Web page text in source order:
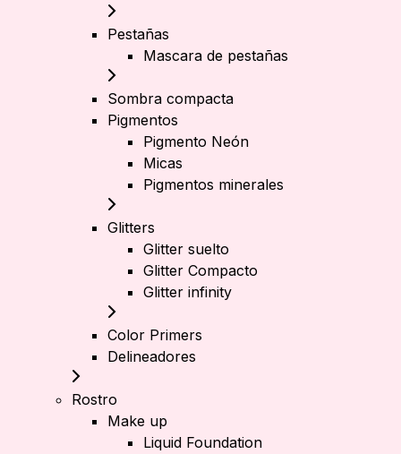
Pestañas
Mascara de pestañas
Sombra compacta
Pigmentos
Pigmento Neón
Micas
Pigmentos minerales
Glitters
Glitter suelto
Glitter Compacto
Glitter infinity
Color Primers
Delineadores
Rostro
Make up
Liquid Foundation